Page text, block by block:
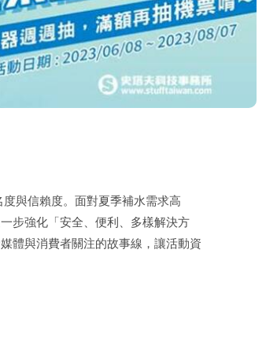
與信賴度。面對夏季補水需求高
步強化「安全、便利、多樣解決方
體與消費者關注的故事線，讓活動資